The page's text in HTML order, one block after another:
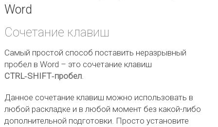
Word
Сочетание клавиш
Самый простой способ поставить неразрывный
пробел в Word – это сочетание клавиш
CTRL‑SHIFT‑пробел.
Данное сочетание клавиш можно использовать в
любой раскладке и в любой момент без какой-либо
дополнительной подготовки. Просто установите